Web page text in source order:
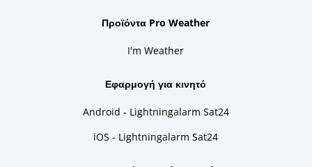
Προϊόντα Pro Weather
I'm Weather
Εφαρμογή για κινητό
Android - Lightningalarm Sat24
iOS - Lightningalarm Sat24